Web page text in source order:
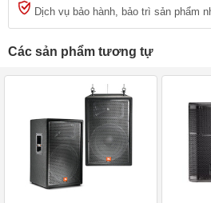
Dịch vụ bảo hành, bảo trì sản phẩm
Các sản phẩm tương tự